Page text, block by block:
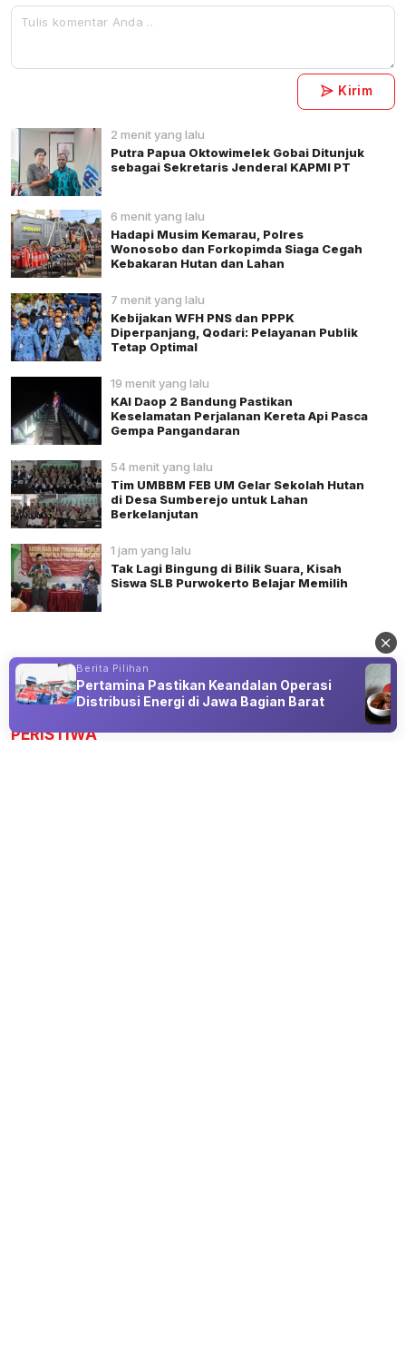
Kirim
2 menit yang lalu
Putra Papua Oktowimelek Gobai Ditunjuk
sebagai Sekretaris Jenderal KAPMI PT
6 menit yang lalu
Hadapi Musim Kemarau, Polres
Wonosobo dan Forkopimda Siaga Cegah
Kebakaran Hutan dan Lahan
7 menit yang lalu
Kebijakan WFH PNS dan PPPK
Diperpanjang, Qodari: Pelayanan Publik
Tetap Optimal
19 menit yang lalu
KAI Daop 2 Bandung Pastikan
Keselamatan Perjalanan Kereta Api Pasca
Gempa Pangandaran
54 menit yang lalu
Tim UMBBM FEB UM Gelar Sekolah Hutan
di Desa Sumberejo untuk Lahan
Berkelanjutan
1 jam yang lalu
Tak Lagi Bingung di Bilik Suara, Kisah
Siswa SLB Purwokerto Belajar Memilih
Advertisement
PERISTIWA
Berita Pilihan
Pertamina Pastikan Keandalan Operasi
Distribusi Energi di Jawa Bagian Barat